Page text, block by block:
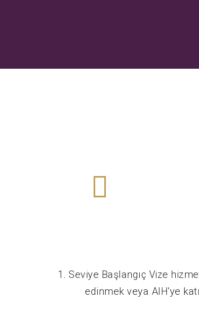
fazlasını bul
1. Seviye Başlangıç Vize
edinmek veya AIH'ye